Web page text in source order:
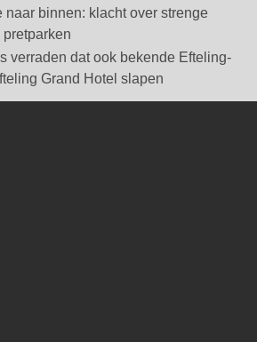
naar binnen: klacht over strenge
verraden dat ook bekende Efteling-
Grand Hotel slapen